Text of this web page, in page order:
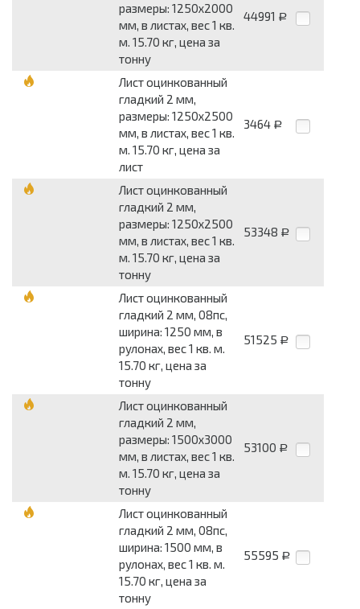
размеры: 1250x2000
мм, в листах, вес 1 кв.
м. 15.70 кг, цена за
тонну
44991 Р
Лист оцинкованный
гладкий 2 мм,
размеры: 1250x2500
мм, в листах, вес 1 кв.
м. 15.70 кг, цена за
лист
3464 Р
Лист оцинкованный
гладкий 2 мм,
размеры: 1250x2500
мм, в листах, вес 1 кв.
м. 15.70 кг, цена за
тонну
53348 Р
Лист оцинкованный
гладкий 2 мм, 08пс,
ширина: 1250 мм, в
рулонах, вес 1 кв. м.
15.70 кг, цена за
тонну
51525 Р
Лист оцинкованный
гладкий 2 мм,
размеры: 1500x3000
мм, в листах, вес 1 кв.
м. 15.70 кг, цена за
тонну
53100 Р
Лист оцинкованный
гладкий 2 мм, 08пс,
ширина: 1500 мм, в
рулонах, вес 1 кв. м.
15.70 кг, цена за
тонну
55595 Р